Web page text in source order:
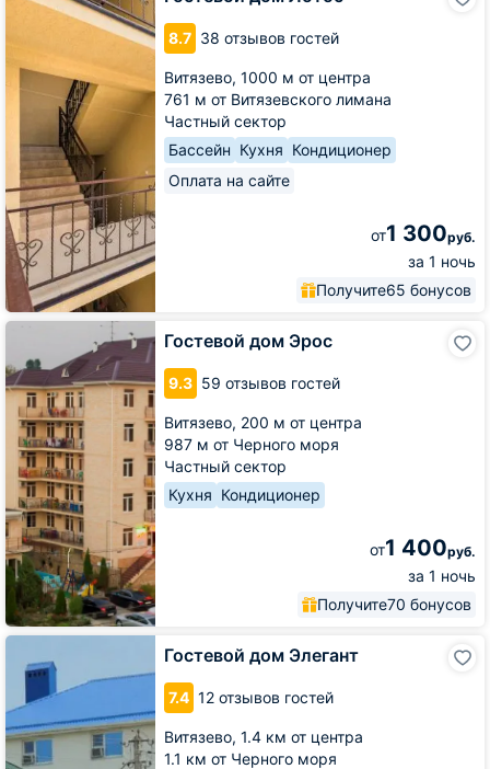
8.7 38 отзывов гостей
Витязево, 1000 м от центра
761 м от Витязевского лимана
Частный сектор
Бассейн Кухня Кондиционер
Оплата на сайте
от1 300руб.
за 1 ночь
Получите65 бонусов
дом
Гостевой дом Эрос
9.3 59 отзывов гостей
Витязево, 200 м от центра
987 м от Черного моря
Частный сектор
Кухня Кондиционер
от1 400руб.
за 1 ночь
Получите70 бонусов
Гостевой
Эрос
Гостевой дом Элегант
7.4 12 отзывов гостей
Витязево, 1.4 км от центра
1.1 км от Черного моря
Гостевой
дом
Элегант